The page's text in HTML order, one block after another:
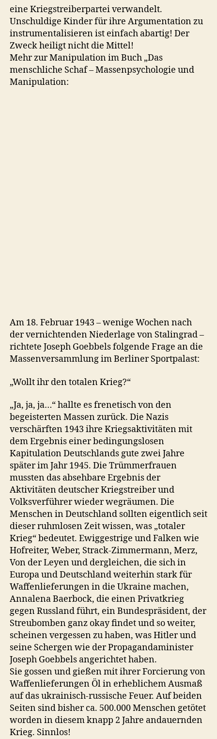
eine Kriegstreiberpartei verwandelt.
Unschuldige Kinder für ihre Argumentation zu
instrumentalisieren ist einfach abartig! Der
Zweck heiligt nicht die Mittel!
Mehr zur Manipulation im Buch „Das
menschliche Schaf – Massenpsychologie und
Manipulation:
Am 18. Februar 1943 – wenige Wochen nach
der vernichtenden Niederlage von Stalingrad –
richtete Joseph Goebbels folgende Frage an die
Massenversammlung im Berliner Sportpalast:
„Wollt ihr den totalen Krieg?“
„Ja, ja, ja…“ hallte es frenetisch von den
begeisterten Massen zurück. Die Nazis
verschärften 1943 ihre Kriegsaktivitäten mit
dem Ergebnis einer bedingungslosen
Kapitulation Deutschlands gute zwei Jahre
später im Jahr 1945. Die Trümmerfrauen
mussten das absehbare Ergebnis der
Aktivitäten deutscher Kriegstreiber und
Volksverführer wieder wegräumen. Die
Menschen in Deutschland sollten eigentlich seit
dieser ruhmlosen Zeit wissen, was „totaler
Krieg“ bedeutet. Ewiggestrige und Falken wie
Hofreiter, Weber, Strack-Zimmermann, Merz,
Von der Leyen und dergleichen, die sich in
Europa und Deutschland weiterhin stark für
Waffenlieferungen in die Ukraine machen,
Annalena Baerbock, die einen Privatkrieg
gegen Russland führt, ein Bundespräsident, der
Streubomben ganz okay findet und so weiter,
scheinen vergessen zu haben, was Hitler und
seine Schergen wie der Propagandaminister
Joseph Goebbels angerichtet haben.
Sie gossen und gießen mit ihrer Forcierung von
Waffenlieferungen Öl in erheblichem Ausmaß
auf das ukrainisch-russische Feuer. Auf beiden
Seiten sind bisher ca. 500.000 Menschen getötet
worden in diesem knapp 2 Jahre andauernden
Krieg. Sinnlos!